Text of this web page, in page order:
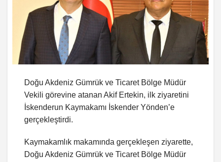
Doğu Akdeniz Gümrük ve Ticaret Bölge Müdür
Vekili görevine atanan Akif Ertekin, ilk ziyaretini
İskenderun Kaymakamı İskender Yönden’e
gerçekleştirdi.
Kaymakamlık makamında gerçekleşen ziyarette,
Doğu Akdeniz Gümrük ve Ticaret Bölge Müdür